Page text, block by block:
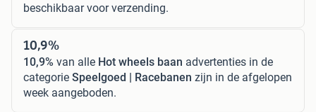
beschikbaar voor verzending.
10,9%
10,9% van alle Hot wheels baan advertenties in de
categorie Speelgoed | Racebanen zijn in de afgelopen
week aangeboden.